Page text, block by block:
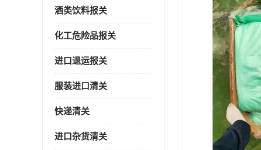
酒类饮料报关
化工危险品报关
进口退运报关
服装进口清关
快递清关
进口杂货清关